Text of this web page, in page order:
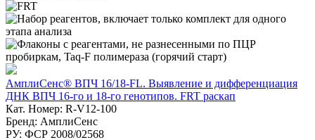
АмплиСенс® ВПЧ 16/18-FL. Выявление и дифференциация
ДНК ВПЧ 16-го и 18-го генотипов. FRT раскап
Кат. Номер: R-V12-100
Бренд: АмплиСенс
РУ: ФСР 2008/02568